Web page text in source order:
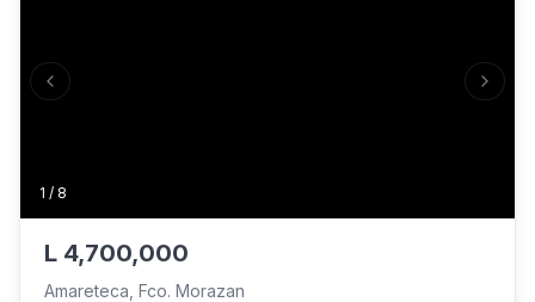
1 / 8
Previous slide Next
L 4,700,000
Amareteca, Fco. Morazan